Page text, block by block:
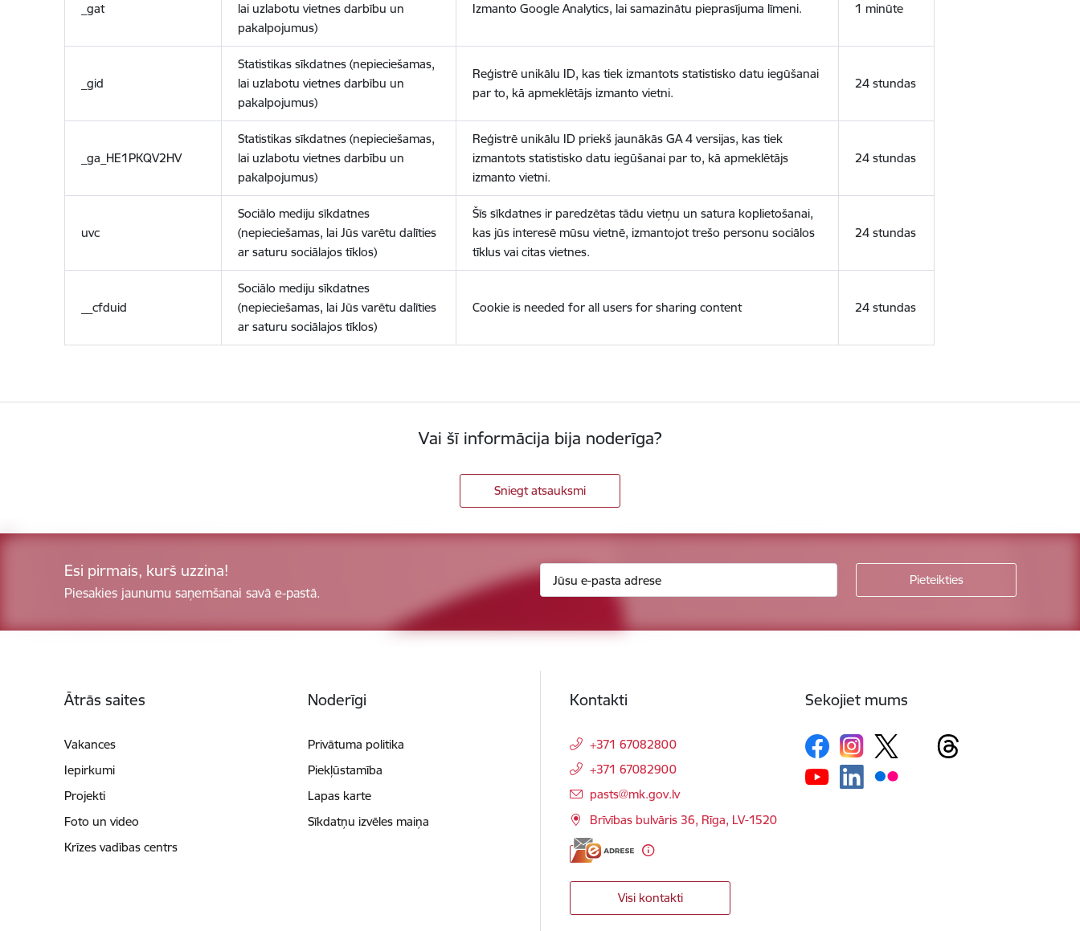
_gat
lai uzlabotu vietnes darbību un
pakalpojumus)
Izmanto Google Analytics, lai samazinātu pieprasījuma līmeni. 1 minūte
_gid
Statistikas sīkdatnes (nepieciešamas,
lai uzlabotu vietnes darbību un
pakalpojumus)
Reģistrē unikālu ID, kas tiek izmantots statistisko datu iegūšanai
par to, kā apmeklētājs izmanto vietni.
24 stundas
_ga_HE1PKQV2HV
Statistikas sīkdatnes (nepieciešamas,
lai uzlabotu vietnes darbību un
pakalpojumus)
Reģistrē unikālu ID priekš jaunākās GA 4 versijas, kas tiek
izmantots statistisko datu iegūšanai par to, kā apmeklētājs
izmanto vietni.
24 stundas
uvc
Sociālo mediju sīkdatnes
(nepieciešamas, lai Jūs varētu dalīties
ar saturu sociālajos tīklos)
Šīs sīkdatnes ir paredzētas tādu vietņu un satura koplietošanai,
kas jūs interesē mūsu vietnē, izmantojot trešo personu sociālos
tīklus vai citas vietnes.
24 stundas
__cfduid
Sociālo mediju sīkdatnes
(nepieciešamas, lai Jūs varētu dalīties
ar saturu sociālajos tīklos)
Cookie is needed for all users for sharing content 24 stundas
Vai šī informācija bija noderīga?
Sniegt atsauksmi
Esi pirmais, kurš uzzina!
Piesakies jaunumu saņemšanai savā e-pastā.
Ātrās saites
Vakances
Iepirkumi
Projekti
Foto un video
Krīzes vadības centrs
Noderīgi
Privātuma politika
Piekļūstamība
Lapas karte
Sīkdatņu izvēles maiņa
Kontakti
+371 67082800
+371 67082900
E-pasts:
pasts@mk.gov.lv
Brīvības bulvāris 36, Rīga, LV-1520
Visi kontakti
Sekojiet mums